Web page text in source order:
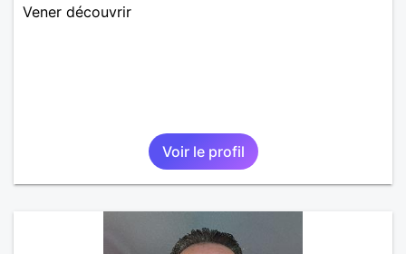
Vener découvrir
Voir le profil